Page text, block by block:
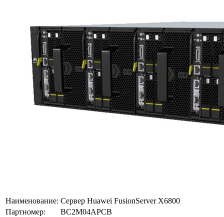
Наименование: Сервер Huawei FusionServer X6800
Партномер:
BC2M04APCB